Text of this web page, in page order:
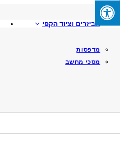
Skip
To
אביזרים וציוד הקפי
מדפסות
מסכי מחשב